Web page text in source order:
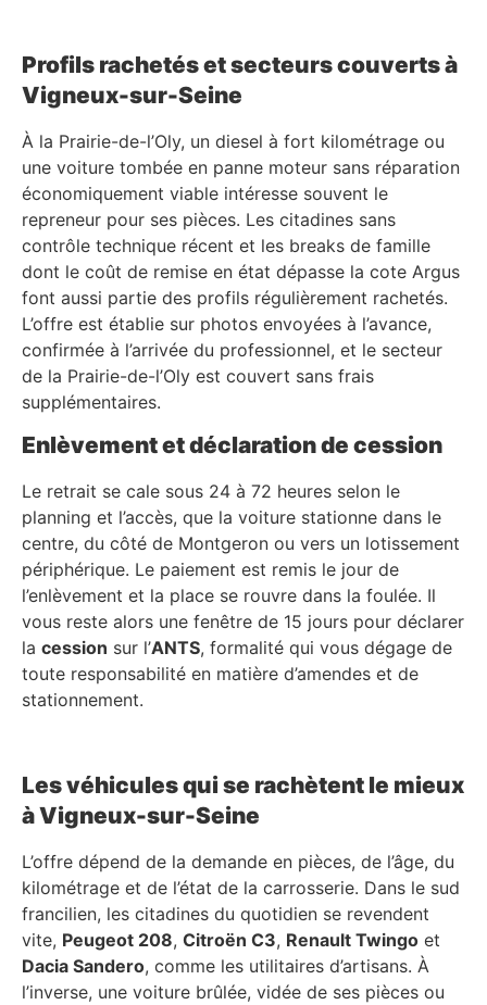
Profils rachetés et secteurs couverts à
Vigneux-sur-Seine
À la Prairie-de-l’Oly, un diesel à fort kilométrage ou
une voiture tombée en panne moteur sans réparation
économiquement viable intéresse souvent le
repreneur pour ses pièces. Les citadines sans
contrôle technique récent et les breaks de famille
dont le coût de remise en état dépasse la cote Argus
font aussi partie des profils régulièrement rachetés.
L’offre est établie sur photos envoyées à l’avance,
confirmée à l’arrivée du professionnel, et le secteur
de la Prairie-de-l’Oly est couvert sans frais
supplémentaires.
Enlèvement et déclaration de cession
Le retrait se cale sous 24 à 72 heures selon le
planning et l’accès, que la voiture stationne dans le
centre, du côté de Montgeron ou vers un lotissement
périphérique. Le paiement est remis le jour de
l’enlèvement et la place se rouvre dans la foulée. Il
vous reste alors une fenêtre de 15 jours pour déclarer
la cession sur l’ANTS, formalité qui vous dégage de
toute responsabilité en matière d’amendes et de
stationnement.
Les véhicules qui se rachètent le mieux
à Vigneux-sur-Seine
L’offre dépend de la demande en pièces, de l’âge, du
kilométrage et de l’état de la carrosserie. Dans le sud
francilien, les citadines du quotidien se revendent
vite, Peugeot 208, Citroën C3, Renault Twingo et
Dacia Sandero, comme les utilitaires d’artisans. À
l’inverse, une voiture brûlée, vidée de ses pièces ou